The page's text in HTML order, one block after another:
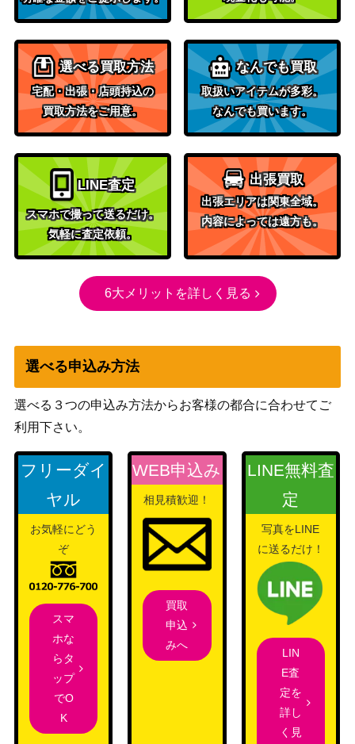
062】
70
ガラルサンダーV（UR）
【Sl 421/414】
サン&ムーン
（スタートデッキ
100）
1,200
ひかるセレビィ
旧裏面（neo）
（闇、そして光へ...）
70,000
メガヤミラミ&バンギラス
GX （SR/SA）【SM11 10
2/094】
サン＆ムーン
（ミラクルツイン）
5,400
アルセウス（キラ）【CP5
036/036】
XY・XY BREAK
（幻・伝説ドリームキ
ラコレクション）
1,800
MヘルガーEX（SR）【XY
8 061/059】
XY・XY BREAK
【SV2D 093/071】
（[SV2D]クレイバース
800
ヨクバリスV（SR/SA）
ソード&シールド
（フュージョンアー
ツ）
300
ミカン（SR）【SM8a 05
サン&ムーン
（ダークオーダー）
3,000
ルナアーラ（HR）【SM1
M 068/060】
サン&ムーン
（コレクションムー
ン）
1,000
094/088】
XY・XY BREAK
（ファントムゲート）
5,900
ヒスイドレディアVSTAR
（HR）【S10D 080/067】
スター団のしたっぱ（S
選べる買取方法
宅配・出張・店頭持込の
買取方法をご用意。
なんでも買取
取扱いアイテムが多彩。
なんでも買います。
LINE査定
スマホで撮って送るだけ。
気軽に査定依頼。
出張買取
出張エリアは関東全域。
内容によっては遠方も。
6大メリットを詳しく見る
選べる申込み方法
選べる３つの申込み方法からお客様の都合に合わせてご
利用下さい。
フリーダイ
ヤル
お気軽にどう
ぞ
スマ
ホな
らタ
ップ
でO
K
WEB申込み
相見積歓迎！
買取
申込
みへ
LINE無料査
定
写真をLINE
に送るだけ！
LIN
E査
定を
詳し
く見